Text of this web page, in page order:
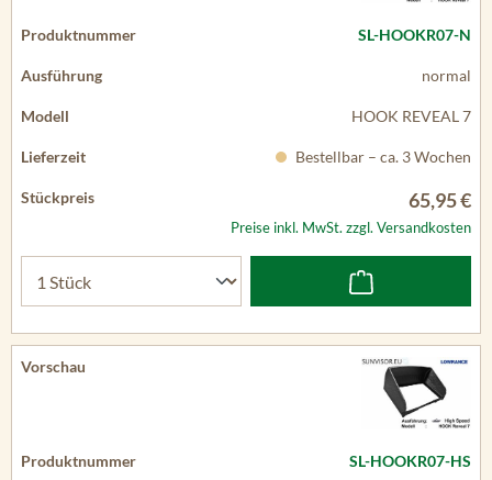
SL-HOOKR07-N
normal
HOOK REVEAL 7
Bestellbar – ca. 3 Wochen
65,95 €
Preise inkl. MwSt. zzgl. Versandkosten
SL-HOOKR07-HS